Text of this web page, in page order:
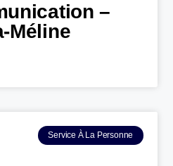
–
Méline
Service À La Personne